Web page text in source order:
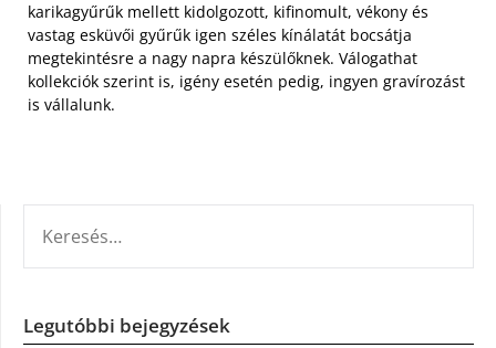
karikagyűrűk mellett kidolgozott, kifinomult, vékony és
vastag esküvői gyűrűk igen széles kínálatát bocsátja
megtekintésre a nagy napra készülőknek. Válogathat
kollekciók szerint is, igény esetén pedig, ingyen gravírozást
is vállalunk.
Legutóbbi bejegyzések